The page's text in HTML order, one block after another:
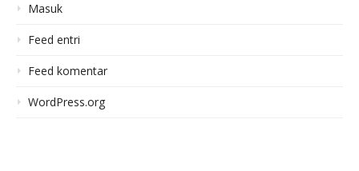
Masuk
Feed entri
Feed komentar
WordPress.org